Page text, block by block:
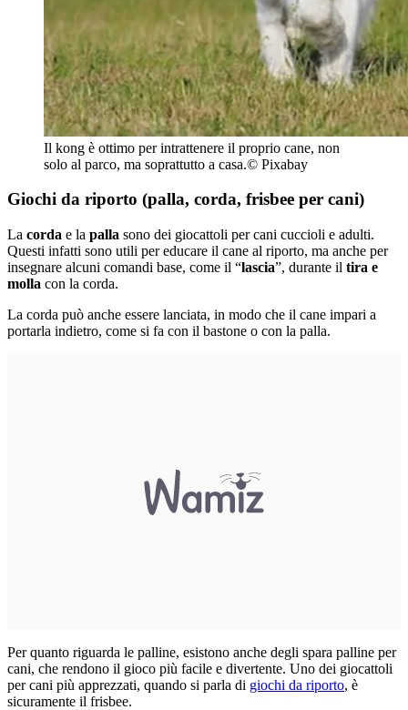
Il kong è ottimo per intrattenere il proprio cane, non
solo al parco, ma soprattutto a casa.© Pixabay
Giochi da riporto (palla, corda, frisbee per cani)
La corda e la palla sono dei giocattoli per cani cuccioli e adulti.
Questi infatti sono utili per educare il cane al riporto, ma anche per
insegnare alcuni comandi base, come il “lascia”, durante il tira e
molla con la corda.
La corda può anche essere lanciata, in modo che il cane impari a
portarla indietro, come si fa con il bastone o con la palla.
Per quanto riguarda le palline, esistono anche degli spara palline per
cani, che rendono il gioco più facile e divertente. Uno dei giocattoli
per cani più apprezzati, quando si parla di giochi da riporto, è
sicuramente il frisbee.